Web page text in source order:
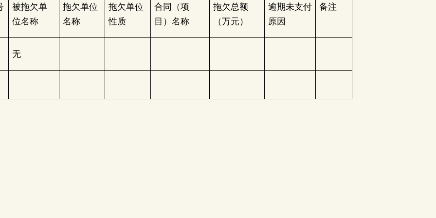
被拖欠单
位名称
拖欠单位
名称
拖欠单位
性质
合同（项
目）名称
拖欠总额
（万元）
逾期未支付
原因
备注
无